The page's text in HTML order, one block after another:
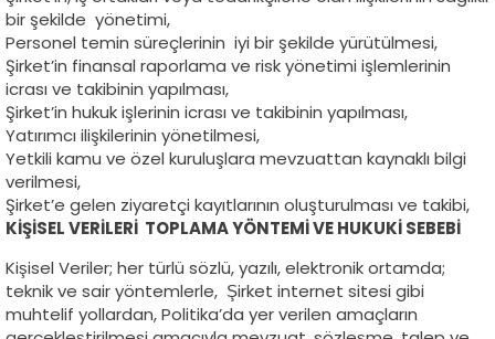
bir şekilde yönetimi,
Personel temin süreçlerinin iyi bir şekilde yürütülmesi,
Şirket’in finansal raporlama ve risk yönetimi işlemlerinin
icrası ve takibinin yapılması,
Şirket’in hukuk işlerinin icrası ve takibinin yapılması,
Yatırımcı ilişkilerinin yönetilmesi,
Yetkili kamu ve özel kuruluşlara mevzuattan kaynaklı bilgi
verilmesi,
Şirket’e gelen ziyaretçi kayıtlarının oluşturulması ve takibi,
KİŞİSEL VERİLERİ TOPLAMA YÖNTEMİ VE HUKUKİ SEBEBİ
Kişisel Veriler; her türlü sözlü, yazılı, elektronik ortamda;
teknik ve sair yöntemlerle, Şirket internet sitesi gibi
muhtelif yollardan, Politika’da yer verilen amaçların